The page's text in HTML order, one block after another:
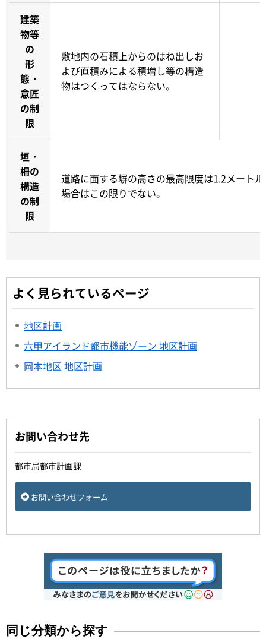
建築
物等
の
形
態・
意匠
の制
限
敷地内の石積上からのはね出しお
よび直積みによる積増し等の構造
物はつくってはならない。
垣・
柵の
構造
の制
限
道路に面する塀の高さの最高限度は1.2メート
場合はこの限りでない。
よく見られているページ
地区計画
六甲アイランド都市機能ゾーン 地区計画
岡本地区 地区計画
お問い合わせ先
都市局都市計画課
お問い合わせフォーム
同じ分類から探す